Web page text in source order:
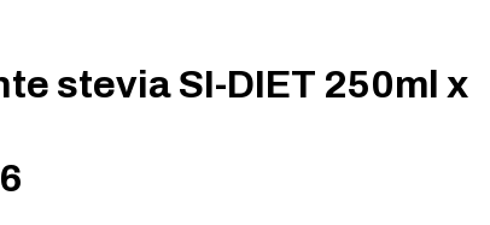
stevia SI-DIET 250ml x